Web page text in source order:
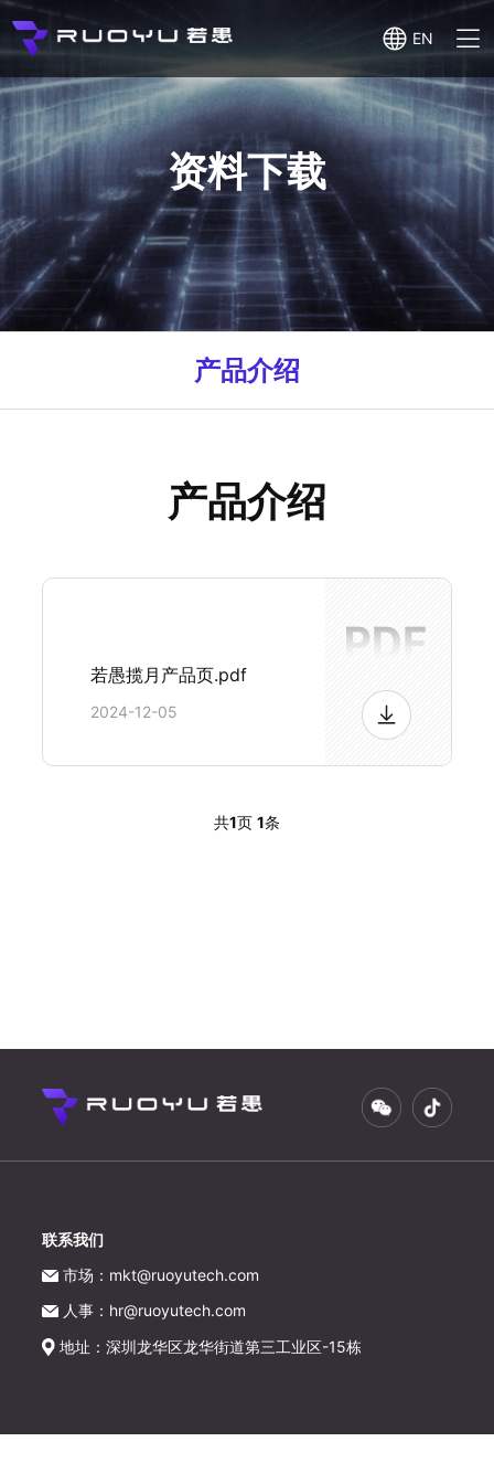
EN
资料下载
产品介绍
产品介绍
若愚揽月产品页.pdf
2024-12-05
共1页 1条
联系我们
市场：mkt@ruoyutech.com
人事：hr@ruoyutech.com
地址：深圳龙华区龙华街道第三工业区-15栋